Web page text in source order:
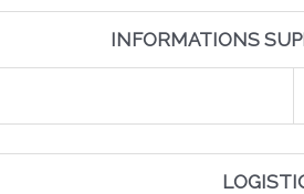
INFORMATIONS